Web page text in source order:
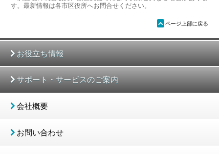
す。最新情報は各市区役所へお問合せください。
ü ページ上部に戻る
お役立ち情報
サポート・サービスのご案内
会社概要
お問い合わせ